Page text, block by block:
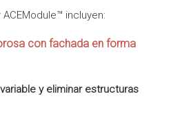
incluyen:
con fachada en forma
y eliminar estructuras